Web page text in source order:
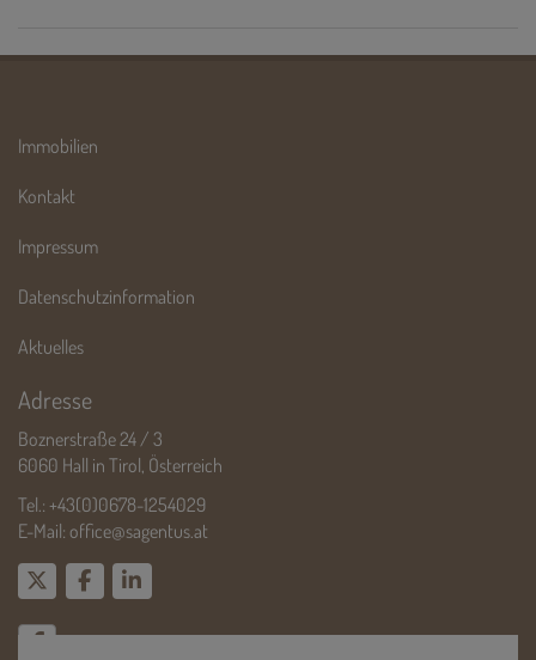
Immobilien
Kontakt
Impressum
Datenschutzinformation
Aktuelles
Adresse
Boznerstraße 24 / 3
6060 Hall in Tirol, Österreich
Tel.: +43(0)0678-1254029
E-Mail: office@sagentus.at